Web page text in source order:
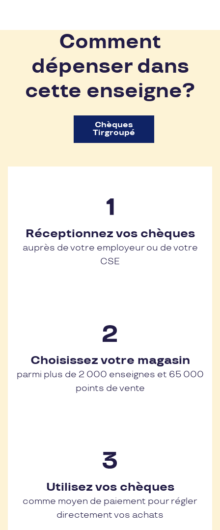
Comment
dépenser dans
cette enseigne?
Chèques
Tirgroupé
Réceptionnez vos chèques
auprès de votre employeur ou de votre
CSE
Choisissez votre magasin
parmi plus de 2 000 enseignes et 65 000
points de vente
Utilisez vos chèques
comme moyen de paiement pour régler
directement vos achats